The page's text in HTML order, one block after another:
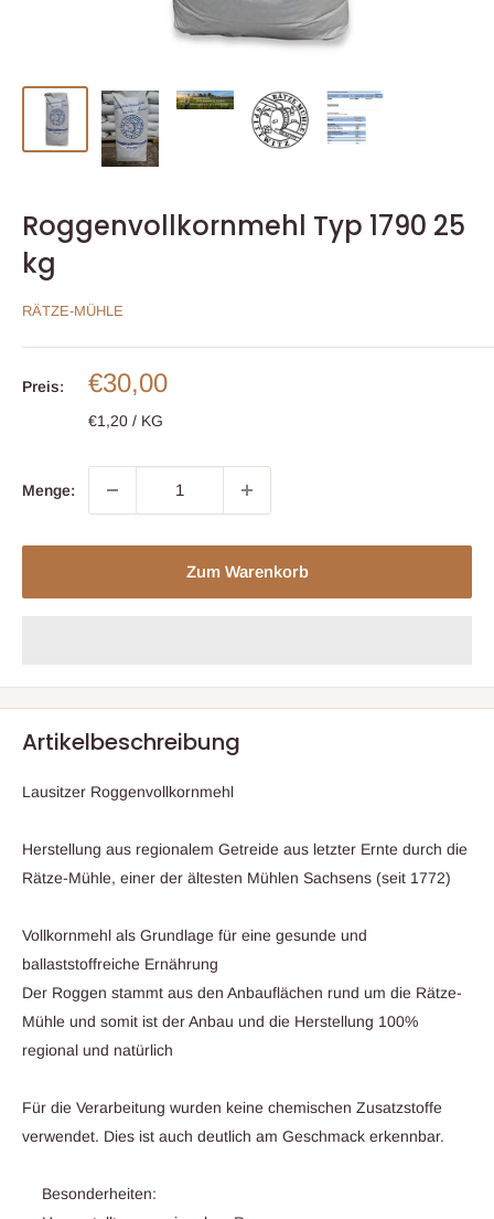
Roggenvollkornmehl Typ 1790 25
kg
RÄTZE-MÜHLE
Preis: Sonderpreis
€30,00
€1,20 / KG
Menge:
Zum Warenkorb
Artikelbeschreibung
Lausitzer Roggenvollkornmehl
Herstellung aus regionalem Getreide aus letzter Ernte durch die
Rätze-Mühle, einer der ältesten Mühlen Sachsens (seit 1772)
Vollkornmehl als Grundlage für eine gesunde und
ballaststoffreiche Ernährung
Der Roggen stammt aus den Anbauflächen rund um die Rätze-
Mühle und somit ist der Anbau und die Herstellung 100%
regional und natürlich
Für die Verarbeitung wurden keine chemischen Zusatzstoffe
verwendet. Dies ist auch deutlich am Geschmack erkennbar.
Besonderheiten: